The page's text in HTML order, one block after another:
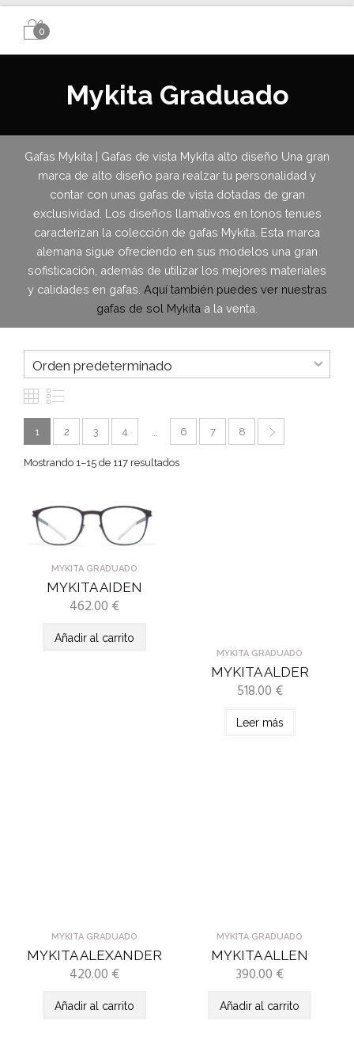
0
Mykita Graduado
Gafas Mykita | Gafas de vista Mykita alto diseño Una gran
marca de alto diseño para realzar tu personalidad y
contar con unas gafas de vista dotadas de gran
exclusividad. Los diseños llamativos en tonos tenues
caracterizan la colección de gafas Mykita. Esta marca
alemana sigue ofreciendo en sus modelos una gran
sofisticación, además de utilizar los mejores materiales
y calidades en gafas. Aquí también puedes ver nuestras
gafas de sol Mykita a la venta.
1 2 3 4 … 6 7 8
Mostrando 1–15 de 117 resultados
MYKITA GRADUADO
MYKITA AIDEN
462.00 €
Añadir al carrito
MYKITA GRADUADO
MYKITA ALDER
518.00 €
Leer más
MYKITA GRADUADO
MYKITA ALEXANDER
420.00 €
Añadir al carrito
MYKITA GRADUADO
MYKITA ALLEN
390.00 €
Añadir al carrito